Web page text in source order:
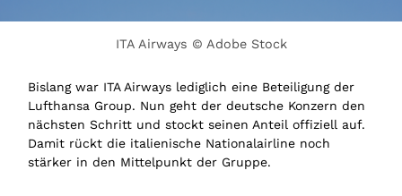
ITA Airways © Adobe Stock
Bislang war ITA Airways lediglich eine Beteiligung der
Lufthansa Group. Nun geht der deutsche Konzern den
nächsten Schritt und stockt seinen Anteil offiziell auf.
Damit rückt die italienische Nationalairline noch
stärker in den Mittelpunkt der Gruppe.